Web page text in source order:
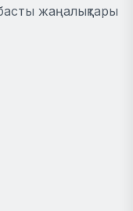
жаңалықтары